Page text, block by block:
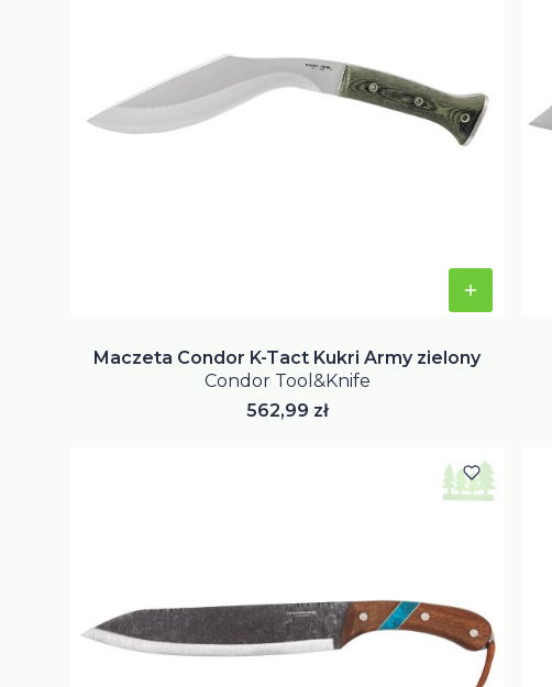
Maczeta Condor K-Tact Kukri Army zielony
Condor Tool&Knife
Cena
562,99 zł